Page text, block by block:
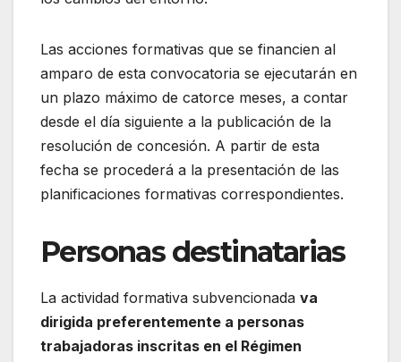
Las acciones formativas que se financien al
amparo de esta convocatoria se ejecutarán en
un plazo máximo de catorce meses, a contar
desde el día siguiente a la publicación de la
resolución de concesión. A partir de esta
fecha se procederá a la presentación de las
planificaciones formativas correspondientes.
Personas destinatarias
La actividad formativa subvencionada va
dirigida preferentemente a personas
trabajadoras inscritas en el Régimen